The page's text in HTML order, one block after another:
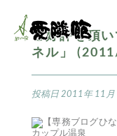
ご好評を頂
ネル」
投稿日 2011年 11月